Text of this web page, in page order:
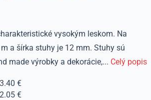
vysokým leskom. Na
a šírka stuhy je 12 mm. Stuhy sú
made výrobky a dekorácie,... Celý popis
3.40 €
2.05 €